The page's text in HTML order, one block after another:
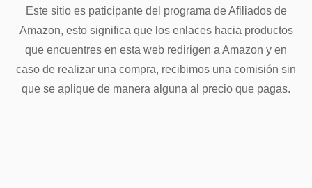
Este sitio es paticipante del programa de Afiliados de
Amazon, esto significa que los enlaces hacia productos
que encuentres en esta web redirigen a Amazon y en
caso de realizar una compra, recibimos una comisión sin
que se aplique de manera alguna al precio que pagas.